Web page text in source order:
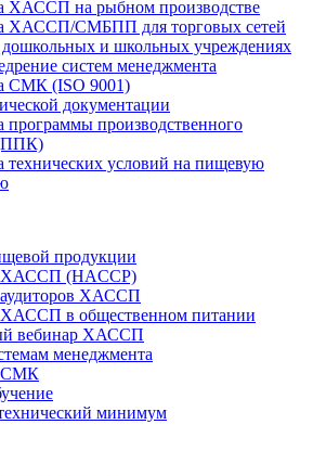
ХАССП на рыбном производстве
ХАССП/СМБПП для торговых сетей
и школьных учреждениях
систем менеджмента
СМК (ISO 9001)
документации
программы производственного
технических условий на пищевую
продукции
ХАССП (HACCP)
ХАССП
в общественном питании
вебинар ХАССП
менеджмента
СМК
минимум